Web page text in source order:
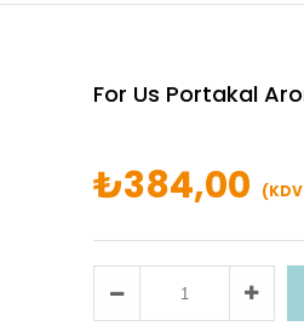
For Us Portakal
₺384,00